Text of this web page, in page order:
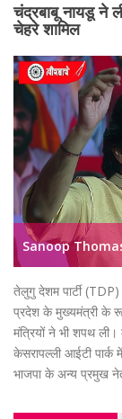
चंद्रबाबू नायडू ने
चेहरे शामिल
Sanoop
तेलुगु देशम पार्टी
प्रदेश के मुख्यमंत्री के
मंत्रियों ने भी शपथ
केसरापल्ली आईटी पार्क
भाजपा के अन्य प्रमुख